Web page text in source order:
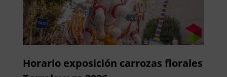
Horario exposición carrozas florales